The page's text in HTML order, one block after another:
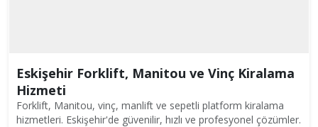
Eskişehir Forklift, Manitou ve Vinç Kiralama
Hizmeti
Forklift, Manitou, vinç, manlift ve sepetli platform kiralama
hizmetleri. Eskişehir'de güvenilir, hızlı ve profesyonel çözümler.